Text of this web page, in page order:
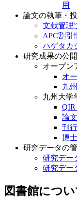
用
論文の執筆・
文献管理
APC割引
ハゲタカ
研究成果の公開
オープン
オ
九
九州大学
QIR
論
刊
博
研究データの
研究デー
研究デー
図書館につい